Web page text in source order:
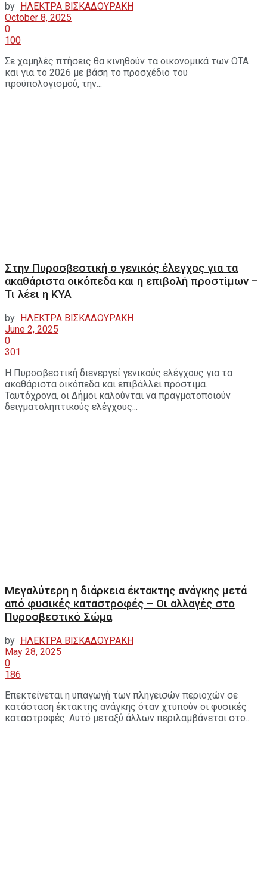
by
ΗΛΕΚΤΡΑ ΒΙΣΚΑΔΟΥΡΑΚΗ
October 8, 2025
0
100
Σε χαμηλές πτήσεις θα κινηθούν τα οικονομικά των ΟΤΑ
και για το 2026 με βάση το προσχέδιο του
προϋπολογισμού, την...
Στην Πυροσβεστική ο γενικός έλεγχος για τα
ακαθάριστα οικόπεδα και η επιβολή προστίμων –
Τι λέει η ΚΥΑ
by ΗΛΕΚΤΡΑ ΒΙΣΚΑΔΟΥΡΑΚΗ
June 2, 2025
0
301
Η Πυροσβεστική διενεργεί γενικούς ελέγχους για τα
ακαθάριστα οικόπεδα και επιβάλλει πρόστιμα.
Ταυτόχρονα, οι Δήμοι καλούνται να πραγματοποιούν
δειγματοληπτικούς ελέγχους...
Μεγαλύτερη η διάρκεια έκτακτης ανάγκης μετά
από φυσικές καταστροφές – Οι αλλαγές στο
Πυροσβεστικό Σώμα
by
ΗΛΕΚΤΡΑ ΒΙΣΚΑΔΟΥΡΑΚΗ
May 28, 2025
0
186
Επεκτείνεται η υπαγωγή των πληγεισών περιοχών σε
κατάσταση έκτακτης ανάγκης όταν χτυπούν οι φυσικές
καταστροφές. Αυτό μεταξύ άλλων περιλαμβάνεται στο...